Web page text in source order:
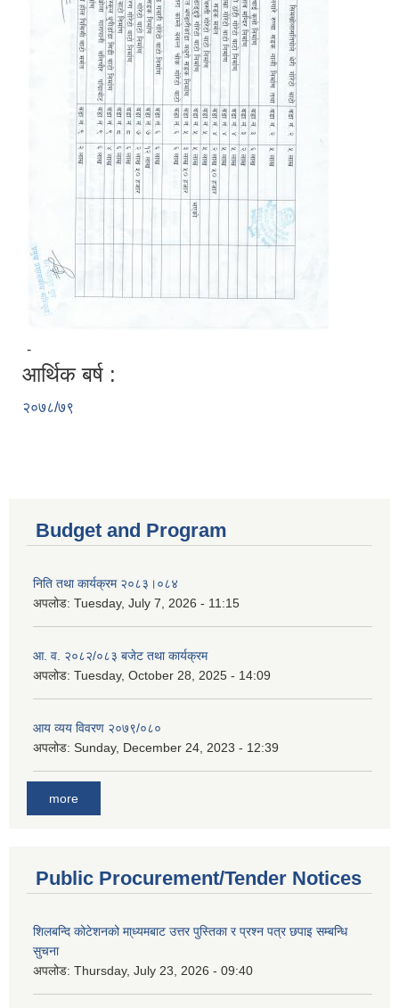
-
आर्थिक बर्ष :
२०७८/७९
Budget and Program
निति तथा कार्यक्रम २०८३।०८४
अपलोड: Tuesday, July 7, 2026 - 11:15
आ. व. २०८२/०८३ बजेट तथा कार्यक्रम
अपलोड: Tuesday, October 28, 2025 - 14:09
आय व्यय विवरण २०७९/०८०
अपलोड: Sunday, December 24, 2023 - 12:39
more
Public Procurement/Tender Notices
शिलबन्दि कोटेशनको मा्ध्यमबाट उत्तर पुस्तिका र प्रश्न पत्र छपाइ सम्बन्धि
सुचना
अपलोड: Thursday, July 23, 2026 - 09:40